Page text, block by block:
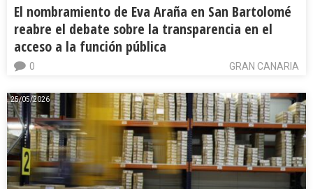
El nombramiento de Eva Araña en San Bartolomé
reabre el debate sobre la transparencia en el
acceso a la función pública
GRAN CANARIA
0
25/05/2026